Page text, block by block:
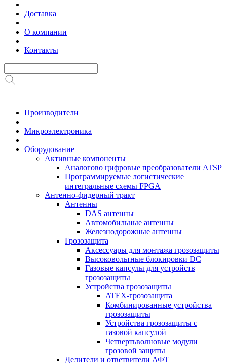
Доставка
О компании
Контакты
Производители
Микроэлектроника
Оборудование
Активные компоненты
Аналогово цифровые преобразователи ATSP
Программируемые логистические
интегральные схемы FPGA
Антенно-фидерный тракт
Антенны
DAS антенны
Автомобильные антенны
Железнодорожные антенны
Грозозащита
Аксессуары для монтажа грозозащиты
Высоковольтные блокировки DC
Газовые капсулы для устройств
грозозащиты
Устройства грозозащиты
ATEX-грозозащита
Комбинированные устройства
грозозащиты
Устройства грозозащиты с
газовой капсулой
Четвертьволновые модули
грозовой защиты
Делители и ответвители АФТ